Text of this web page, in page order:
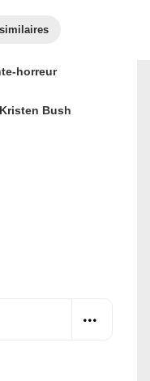
horreur
Kristen Bush